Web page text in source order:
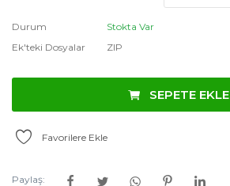
العربية
Deutsch
Durum
Stokta Var
Ek'teki Dosyalar
ZIP
SEPETE EKLE
Favorilere Ekle
Paylaş: